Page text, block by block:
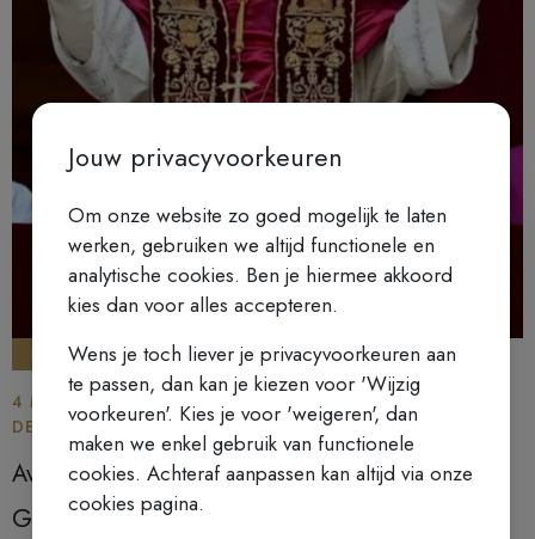
LEZINGEN
4 MAART 2026 - HET RUSTPUNT | SAMENKOMST AAN
DE KARMELIETENKERK
Avondlezing
GEANNULEERD Mijn weg naar wit
Jouw privacyvoorkeuren
Om onze website zo goed mogelijk te laten
werken, gebruiken we altijd functionele en
analytische cookies. Ben je hiermee akkoord
kies dan voor alles accepteren.
Wens je toch liever je privacyvoorkeuren aan
te passen, dan kan je kiezen voor 'Wijzig
voorkeuren'. Kies je voor 'weigeren', dan
maken we enkel gebruik van functionele
cookies. Achteraf aanpassen kan altijd via onze
cookies pagina.